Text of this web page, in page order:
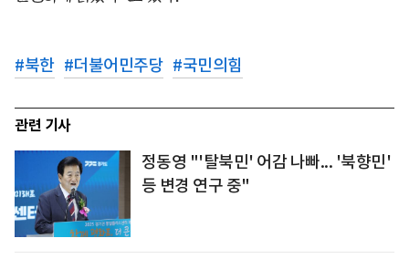
#북한 #더불어민주당 #국민의힘
관련 기사
정동영 "'탈북민' 어감 나빠... '북향민'
등 변경 연구 중"